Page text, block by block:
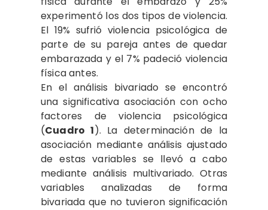
experimentó los dos tipos de violencia.
El 19% sufrió violencia psicológica de
parte de su pareja antes de quedar
embarazada y el 7% padeció violencia
física antes.
En el análisis bivariado se encontró
una significativa asociación con ocho
factores de violencia psicológica
(Cuadro 1). La determinación de la
asociación mediante análisis ajustado
de estas variables se llevó a cabo
mediante análisis multivariado. Otras
variables analizadas de forma
bivariada que no tuvieron significación